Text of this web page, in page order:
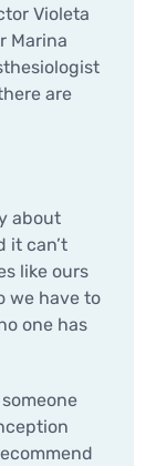
Violeta
Marina
are
about
it can’t
like ours
we have to
one has